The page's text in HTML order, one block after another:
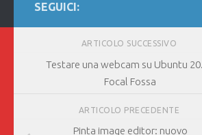
SEGUICI:
ARTICOLO SUCCESSIVO
Testare una webcam su Ubuntu
Focal Fossa
ARTICOLO PRECEDENTE
Pinta image editor: nuovo